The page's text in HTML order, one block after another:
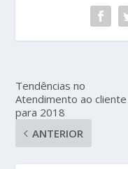
Tendências no
Atendimento ao cliente
para 2018
ANTERIOR